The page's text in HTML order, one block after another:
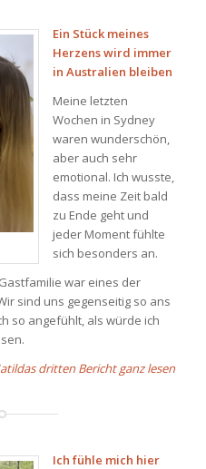
Ein Stück meines
Herzens wird immer
in Australien bleiben
Meine letzten
Wochen in Sydney
waren wunderschön,
aber auch sehr
emotional. Ich wusste,
dass meine Zeit bald
zu Ende geht und
jeder Moment fühlte
sich besonders an.
war eines der
sind uns gegenseitig so ans
so angefühlt, als würde ich
dritten Bericht ganz lesen
Ich fühle mich hier